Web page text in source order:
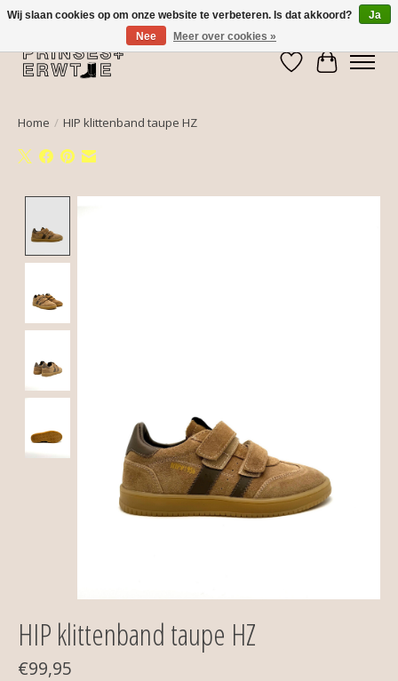
Verlanglijst
Home / HIP klittenband taupe HZ
HIP klittenband taupe HZ
€99,95
Wij slaan cookies op om onze website te verbeteren. Is dat akkoord?
Ja
Nee
Meer over cookies »